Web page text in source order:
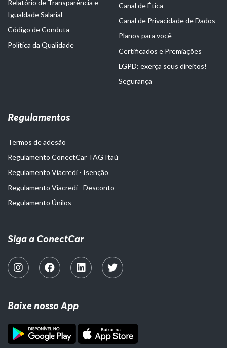
Relatório de Transparência e
Igualdade Salarial
Código de Conduta
Política da Qualidade
Canal de Ética
Canal de Privacidade de Dados
Planos para você
Certificados e Premiações
LGPD: exerça seus direitos!
Segurança
Regulamentos
Termos de adesão
Regulamento ConectCar TAG Itaú
Regulamento Viacredi - Isenção
Regulamento Viacredi - Desconto
Regulamento Únilos
Siga a ConectCar
Baixe nosso App